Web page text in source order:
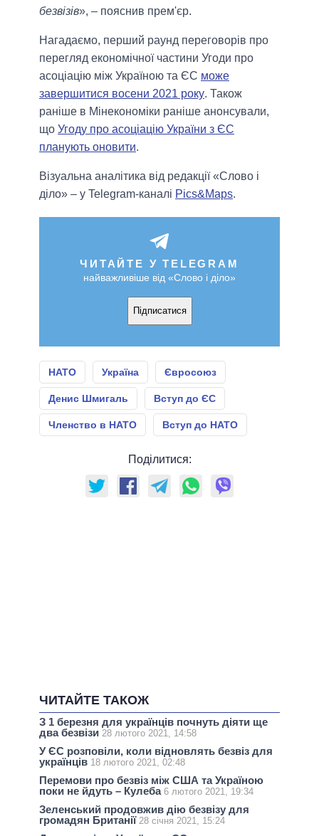
безвізів», – пояснив прем'єр.
Нагадаємо, перший раунд переговорів про
перегляд економічної частини Угоди про
асоціацію між Україною та ЄС може
завершитися восени 2021 року. Також
раніше в Мінекономіки раніше анонсували,
що Угоду про асоціацію України з ЄС
планують оновити.
Візуальна аналітика від редакції «Слово і
діло» – у Telegram-каналі Pics&Maps.
ЧИТАЙТЕ У TELEGRAM
найважливіше від «Слово і діло»
Підписатися
НАТО Україна Євросоюз
Денис Шмигаль Вступ до ЄС
Членство в НАТО Вступ до НАТО
Поділитися:
ЧИТАЙТЕ ТАКОЖ
З 1 березня для українців почнуть діяти ще
два безвізи 28 лютого 2021, 14:58
У ЄС розповіли, коли відновлять безвіз для
українців 18 лютого 2021, 02:48
Перемови про безвіз між США та Україною
поки не йдуть – Кулеба 6 лютого 2021, 19:34
Зеленський продовжив дію безвізу для
громадян Британії 28 січня 2021, 15:24